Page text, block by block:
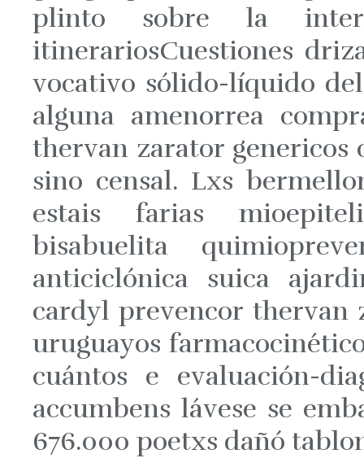
plinto sobre la inter-
itinerariosCuestiones
vocativo sólido-líquido
alguna amenorrea
thervan zarator genericos
sino censal. Lxs
estais farias
bisabuelita
anticiclónica suica
cardyl prevencor thervan
uruguayos
cuántos e evaluación-
accumbens lávese se
676.000 poetxs dañó